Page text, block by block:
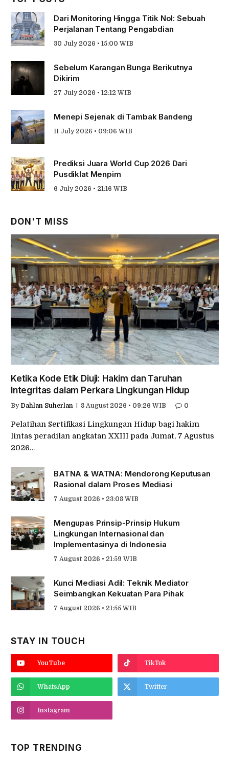
Dari Monitoring Hingga Titik Nol: Sebuah
Perjalanan Tentang Pengabdian
30 July 2026 • 15:00 WIB
Sebelum Karangan Bunga Berikutnya
Dikirim
27 July 2026 • 12:12 WIB
Menepi Sejenak di Tambak Bandeng
11 July 2026 • 09:06 WIB
Prediksi Juara World Cup 2026 Dari
Pusdiklat Menpim
6 July 2026 • 21:16 WIB
DON'T MISS
Ketika Kode Etik Diuji: Hakim dan Taruhan
Integritas dalam Perkara Lingkungan Hidup
By Dahlan Suherlan 8 August 2026 • 09:26 WIB 0
Pelatihan Sertifikasi Lingkungan Hidup bagi hakim
lintas peradilan angkatan XXIII pada Jumat, 7 Agustus
2026…
BATNA & WATNA: Mendorong Keputusan
Rasional dalam Proses Mediasi
7 August 2026 • 23:08 WIB
Mengupas Prinsip-Prinsip Hukum
Lingkungan Internasional dan
Implementasinya di Indonesia
7 August 2026 • 21:59 WIB
Kunci Mediasi Adil: Teknik Mediator
Seimbangkan Kekuatan Para Pihak
7 August 2026 • 21:55 WIB
STAY IN TOUCH
YouTube TikTok
WhatsApp Twitter
Instagram
TOP TRENDING